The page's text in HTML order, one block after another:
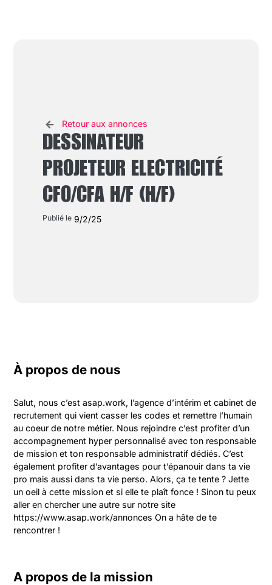
Retour aux annonces
DESSINATEUR
PROJETEUR ELECTRICITÉ
CFO/CFA H/F (H/F)
Publié le 9/2/25
À propos de nous
Salut, nous c’est asap.work, l’agence d’intérim et cabinet de
recrutement qui vient casser les codes et remettre l’humain
au coeur de notre métier. Nous rejoindre c’est profiter d’un
accompagnement hyper personnalisé avec ton responsable
de mission et ton responsable administratif dédiés. C’est
également profiter d’avantages pour t’épanouir dans ta vie
pro mais aussi dans ta vie perso. Alors, ça te tente ? Jette
un oeil à cette mission et si elle te plaît fonce ! Sinon tu peux
aller en chercher une autre sur notre site
https://www.asap.work/annonces On a hâte de te
rencontrer !
A propos de la mission